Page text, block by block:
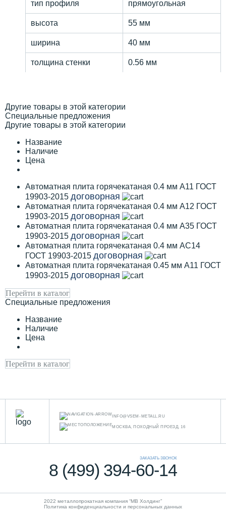
тип профиля прямоугольная
высота 55 мм
ширина 40 мм
толщина стенки 0.56 мм
Другие товары в этой категории
Специальные предложения
Другие товары в этой категории
Название
Наличие
Цена
Автоматная плита горячекатаная 0.4 мм А11 ГОСТ
19903-2015 договорная
Автоматная плита горячекатаная 0.4 мм А12 ГОСТ
19903-2015 договорная
Автоматная плита горячекатаная 0.4 мм А35 ГОСТ
19903-2015 договорная
Автоматная плита горячекатаная 0.4 мм АС14
ГОСТ 19903-2015 договорная
Автоматная плита горячекатаная 0.45 мм А11 ГОСТ
19903-2015 договорная
Перейти в каталог
Специальные предложения
Название
Наличие
Цена
Перейти в каталог
INFO@VSEM-METALL.RU
МОСКВА, ПОХОДНЫЙ ПРОЕЗД, 16
ЗАКАЗАТЬ ЗВОНОК
8 (499) 394-60-14
2022 металлопрокатная компания “MB Холдинг”
Политика конфиденциальности и персональных данных